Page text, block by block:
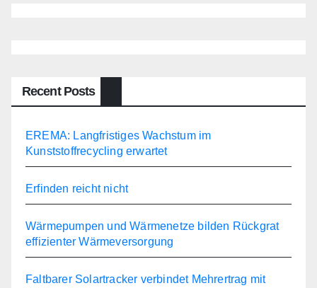
Recent Posts
EREMA: Langfristiges Wachstum im
Kunststoffrecycling erwartet
Erfinden reicht nicht
Wärmepumpen und Wärmenetze bilden Rückgrat
effizienter Wärmeversorgung
Faltbarer Solartracker verbindet Mehrertrag mit